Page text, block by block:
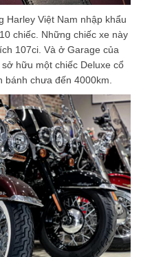
Harley Việt Nam nhập khẩu
chiếc. Những chiếc xe này
107ci. Và ở Garage của
hữu một chiếc Deluxe cổ
chưa đến 4000km.